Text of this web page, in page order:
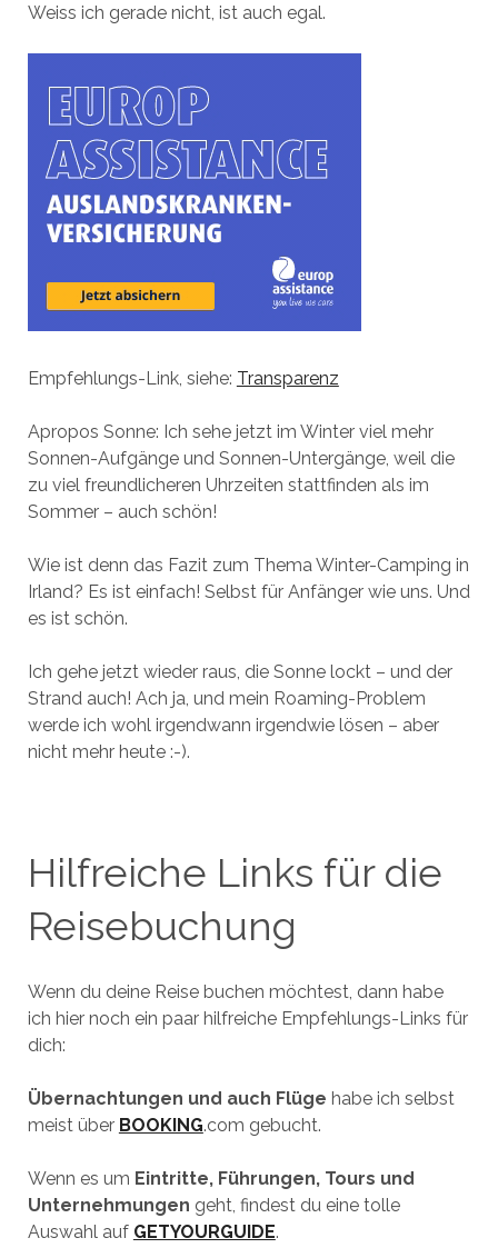
Weiss ich gerade nicht, ist auch egal.
Empfehlungs-Link, siehe: Transparenz
Apropos Sonne: Ich sehe jetzt im Winter viel mehr
Sonnen-Aufgänge und Sonnen-Untergänge, weil die
zu viel freundlicheren Uhrzeiten stattfinden als im
Sommer – auch schön!
Wie ist denn das Fazit zum Thema Winter-Camping in
Irland? Es ist einfach! Selbst für Anfänger wie uns. Und
es ist schön.
Ich gehe jetzt wieder raus, die Sonne lockt – und der
Strand auch! Ach ja, und mein Roaming-Problem
werde ich wohl irgendwann irgendwie lösen – aber
nicht mehr heute :-).
Hilfreiche Links für die
Reisebuchung
Wenn du deine Reise buchen möchtest, dann habe
ich hier noch ein paar hilfreiche Empfehlungs-Links für
dich:
Übernachtungen und auch Flüge habe ich selbst
meist über BOOKING.com gebucht.
Wenn es um Eintritte, Führungen, Tours und
Unternehmungen geht, findest du eine tolle
Auswahl auf GETYOURGUIDE.